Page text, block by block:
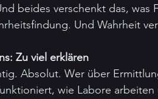
beides verschenkt das,
Und Wahrheit
Zu viel erklären
Absolut. Wer über
wie Labore